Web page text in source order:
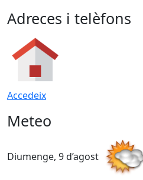
Adreces i telèfons
Accedeix
Meteo
Diumenge, 9 d’agost